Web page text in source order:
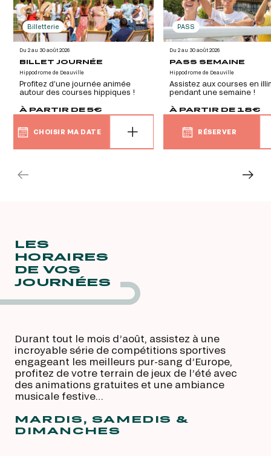
Billetterie
Du 2 au 30 août 2026
BILLET JOURNÉE
Hippodrome de Deauville
Profitez d’une journée animée
autour des courses hippiques !
À PARTIR DE 5€
CHOISIR MA DATE
PASS
Du 2 au 30 août 2026
PASS SEMAINE
Hippodrome de Deauville
Assistez aux courses en
pendant une semaine !
À PARTIR DE 18€
RÉSERVER
LES
HORAIRES
DE VOS
JOURNÉES
Durant tout le mois d’août, assistez à une
incroyable série de compétitions sportives
engageant les meilleurs pur-sang d’Europe,
profitez de votre terrain de jeux de l’été avec
des animations gratuites et une ambiance
musicale festive…
MARDIS, SAMEDIS &
DIMANCHES